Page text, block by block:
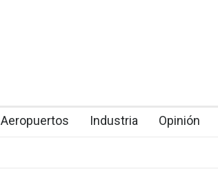
Aeropuertos Industria Opinión